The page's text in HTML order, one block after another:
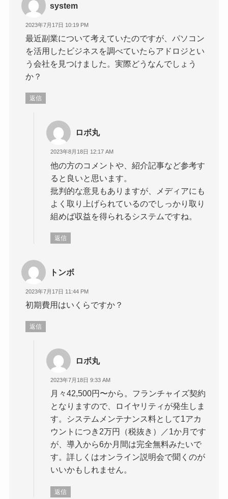
system
2023年7月17日 10:19 PM
最近副業について考えていたのですが、パソコン
を活用したビジネスを調べていたらアドロジとい
う会社を見つけました。実際どうなんでしょう
か？
返信
ロボ丸
2023年8月18日 12:17 AM
他の方のコメントや、紹介記事など参考す
ると良いと思います。
批判的な意見もありますが、メディアにも
よく取り上げられているのでしっかり取り
組めば収益を得られるシステムですね。
返信
トンボ
2023年7月17日 11:44 PM
初期費用はいくらですか？
返信
ロボ丸
2023年7月18日 9:33 AM
月々42,500円〜から。フランチャイズ契約
となりますので、ロイヤリティが発生しま
す。システムメンテナンス料として1アカ
ウントにつき2万円（税抜き）／1か月です
が、導入から6か月間は完全無料みたいで
す。詳しくはオンライン説明会で聞くのが
いいかもしれません。
返信